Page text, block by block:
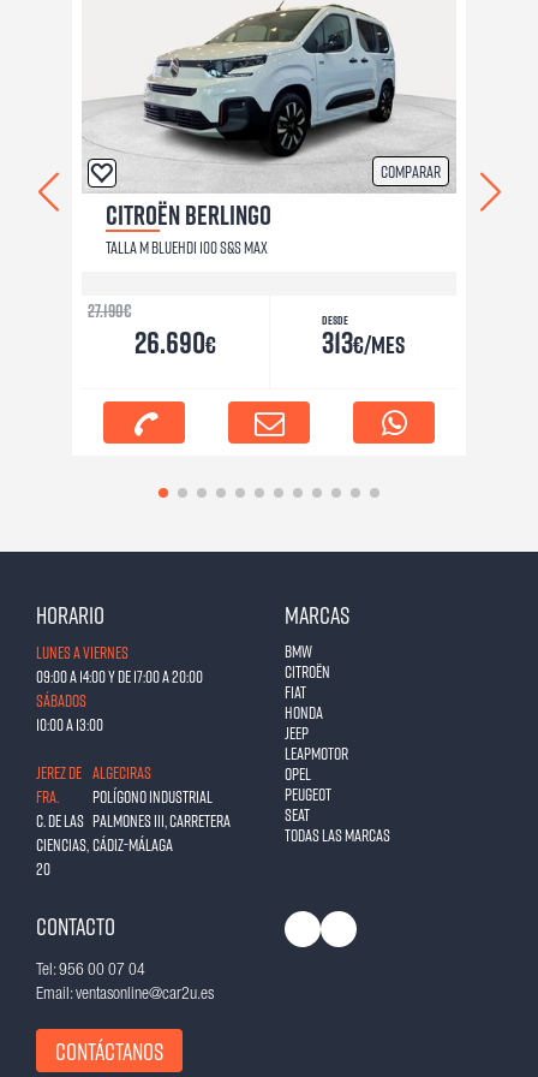
Comparar
CITROËN BERLINGO
TALLA M BLUEHDI 100 S&S MAX
27.190€
26.690€
Desde
313€/mes
Horario
Lunes a Viernes
09:00 a 14:00 y de 17:00 a 20:00
Sábados
10:00 a 13:00
JEREZ DE
FRA.
C. de las
Ciencias,
20
ALGECIRAS
Polígono Industrial
Palmones III, Carretera
Cádiz-Málaga
Marcas
BMW
Citroën
Fiat
Honda
Jeep
Leapmotor
Opel
Peugeot
Seat
Todas las marcas
Contacto
Tel: 956 00 07 04
Email: ventasonline@car2u.es
Contáctanos